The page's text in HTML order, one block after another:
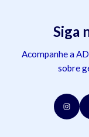
Siga
Acompanhe a
sobre